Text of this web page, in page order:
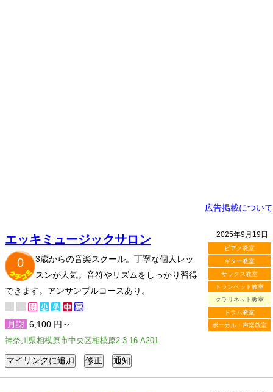
広告掲載について
2025年9月19日
ピアノ教室
ギター教室
サックス教室
トランペット教室
クラリネット教室
ドラム教室
ボーカル・声楽教室
エッキミュージックサロン
0
3歳からの音楽スクール。丁寧な個人レッ
スンが人気。音符やリズムをしっかり習得
できます。アンサンブルコースあり。
月謝 6,100 円～
神奈川県相模原市中央区相模原2-3-16-A201